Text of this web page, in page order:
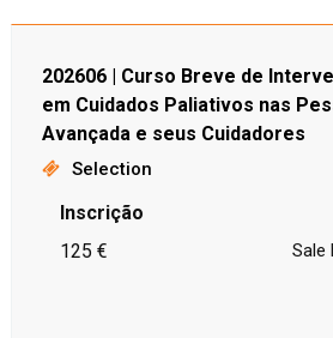
202606 | Curso Breve de
em Cuidados Paliativos nas
Avançada e seus Cuidadores
Selection
Inscrição
125 €
Sale